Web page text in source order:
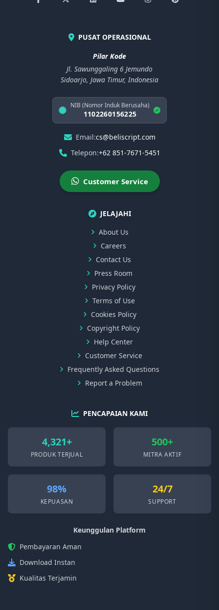
PUSAT OPERASIONAL
Pilar Kode
Jl. Sawunggaling 6 Jemundo
Sidoarjo, Jawa Timur, Indonesia
NIB (Nomor Induk Berusaha)
1102260156225
Email:cs@beliscript.com
Telepon:+62 851-7671-5451
Customer Service
JELAJAHI
About Us
Careers
Contact Us
Press Room
Privacy Policy
Terms of Use
Cookies Policy
Copyright Policy
Help Center
Customer Service
Frequently Asked Questions
Report a Problem
PENCAPAIAN KAMI
4,321+
PRODUK TERJUAL
500+
MITRA AKTIF
98%
KEPUASAN
24/7
SUPPORT
Keunggulan Platform
Pembayaran Aman
Download Instan
Kualitas Terjamin